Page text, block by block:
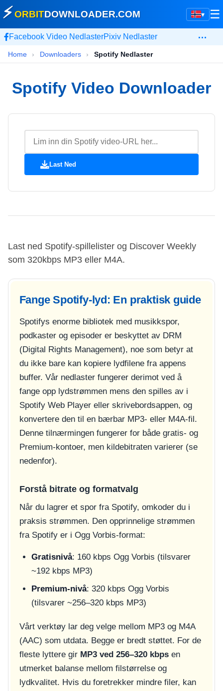
▾
⚡ORBITDOWNLOADER.COM ☰
Facebook Video NedlasterPixiv Nedlaster …
Home › Downloaders › Spotify Nedlaster
Spotify Video Downloader
Last Ned
Last ned Spotify-spillelister og Discover Weekly
som 320kbps MP3 eller M4A.
Fange Spotify-lyd: En praktisk guide
Spotifys enorme bibliotek med musikkspor,
podkaster og episoder er beskyttet av DRM
(Digital Rights Management), noe som betyr at
du ikke bare kan kopiere lydfilene fra appens
buffer. Vår nedlaster fungerer derimot ved å
fange opp lydstrømmen mens den spilles av i
Spotify Web Player eller skrivebordsappen, og
konvertere den til en bærbar MP3- eller M4A-fil.
Denne tilnærmingen fungerer for både gratis- og
Premium-kontoer, men kildebitraten varierer (se
nedenfor).
Forstå bitrate og formatvalg
Når du lagrer et spor fra Spotify, omkoder du i
praksis strømmen. Den opprinnelige strømmen
fra Spotify er i Ogg Vorbis-format:
Gratisnivå: 160 kbps Ogg Vorbis (tilsvarer
~192 kbps MP3)
Premium-nivå: 320 kbps Ogg Vorbis
(tilsvarer ~256–320 kbps MP3)
Vårt verktøy lar deg velge mellom MP3 og M4A
(AAC) som utdata. Begge er bredt støttet. For de
fleste lyttere gir MP3 ved 256–320 kbpsen
utmerket balanse mellom filstørrelse og
lydkvalitet. Hvis du foretrekker mindre filer, kan